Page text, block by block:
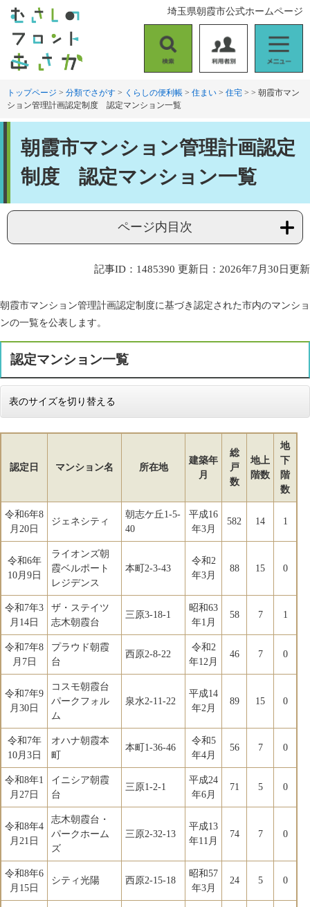
す
。
し
て
索
用
者
ニ
ュ
埼玉県朝霞市公式ホームページ
トップページ > 分類でさがす > くらしの便利帳 > 住まい > 住宅 > > 朝霞市マン
ション管理計画認定制度 認定マンション一覧
朝霞市マンション管理計画認定
制度 認定マンション一覧
ページ内目次
記事ID：1485390 更新日：2026年7月30日更新
朝霞市マンション管理計画認定制度に基づき認定された市内のマンショ
ンの一覧を公表します。
認定マンション一覧
表のサイズを切り替える
認定日 マンション名 所在地
建築年
月
総
戸
数
地上
階数
地
下
階
数
令和6年8
月20日
ジェネシティ
朝志ケ丘1-5-
40
平成16
年3月
582 14 1
令和6年
10月9日
ライオンズ朝
霞ベルポート
レジデンス
本町2-3-43
令和2
年3月
88 15 0
令和7年3
月14日
ザ・ステイツ
志木朝霞台
三原3-18-1
昭和63
年1月
58 7 1
令和7年8
月7日
プラウド朝霞
台
西原2-8-22
令和2
年12月
46 7 0
令和7年9
月30日
コスモ朝霞台
パークフォル
ム
泉水2-11-22
平成14
年2月
89 15 0
令和7年
10月3日
オハナ朝霞本
町
本町1-36-46
令和5
年4月
56 7 0
令和8年1
月27日
イニシア朝霞
台
三原1-2-1
平成24
年6月
71 5 0
令和8年4
月21日
志木朝霞台・
パークホーム
ズ
三原2-32-13
平成13
年11月
74 7 0
令和8年6
月15日
シティ光陽 西原2-15-18
昭和57
年3月
24 5 0